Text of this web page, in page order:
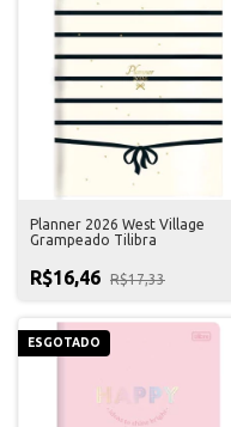
Planner 2026 West Village
Grampeado Tilibra
R$16,46 R$17,33
ESGOTADO